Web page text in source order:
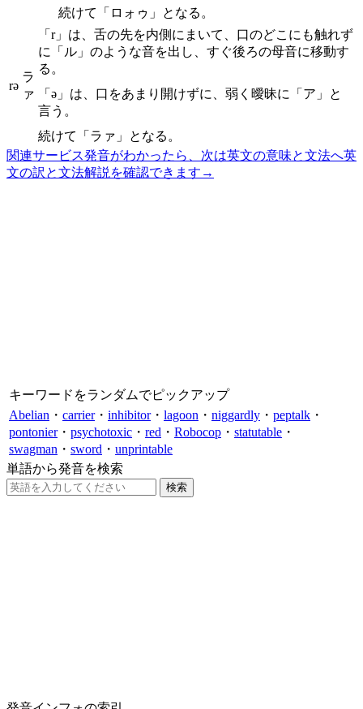
続けて「ロォゥ」となる。
rə
ラ
ァ
「r」は、舌の先を内側にまいて、口のどこにも触れず
に「ル」のような音を出し、すぐ後ろの母音に移動す
る。
「ə」は、口をあまり開けずに、弱く曖昧に「ア」と
言う。
続けて「ラァ」となる。
関連サービス発音がわかったら、次は英文の意味と文法へ英
文の訳と文法解説を確認できます →
キーワードをランダムでピックアップ
Abelian ・ carrier・ inhibitor・ lagoon ・ niggardly ・ peptalk ・
pontonier・ psychotoxic ・ red ・ Robocop ・ statutable ・
swagman ・ sword ・ unprintable
単語から発音を検索